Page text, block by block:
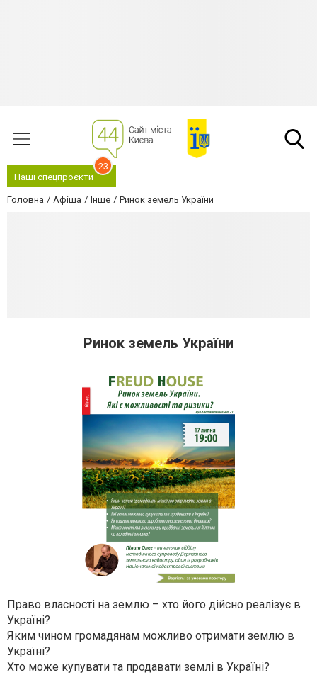
Наші спецпроєкти
23
Головна Афіша Інше Ринок земель України
Ринок земель України
Право власності на землю – хто його дійсно реалізує в
Україні?
Яким чином громадянам можливо отримати землю в
Україні?
Хто може купувати та продавати землі в Україні?